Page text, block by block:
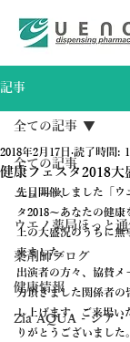
記事
全ての記事
ニュース
ウエノ薬局ほっと
薬剤師ブログ
健康情報
Zia AQUA - ジア・
全ての記事
健康フェスタ2018大
2018年2月17日 読了時間:
先日開催しました「ウ
タ2018～あなたの健
上の大盛況のうちに無
来ました。
出演者の方々、協賛
力頂きました関係者の
し上げます。ご来場い
りがとうございました。